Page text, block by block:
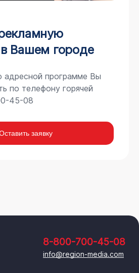
Вашем городе
программе Вы
по телефону горячей
45-08
заявку
8-800-700-45-08
info@region-media.com